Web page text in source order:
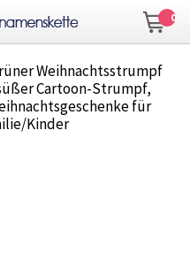
0
Weihnachtsstrumpf
Cartoon-Strumpf,
für
Kinder